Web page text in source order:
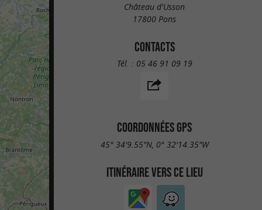
Château d'Usson
17800 Pons
CONTACTS
Tél. : 05 46 91 09 19
COORDONNÉES GPS
45° 34'9.55"N, 0° 32'14.35"W
ITINÉRAIRE VERS CE LIEU